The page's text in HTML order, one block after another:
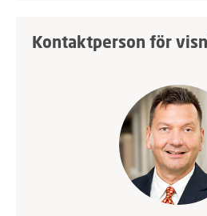
Kontaktperson för